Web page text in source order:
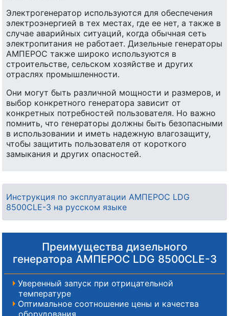
Электрогенератор используются для обеспечения
электроэнергией в тех местах, где ее нет, а также в
случае аварийных ситуаций, когда обычная сеть
электропитания не работает. Дизельные генераторы
АМПЕРОС также широко используются в
строительстве, сельском хозяйстве и других
отраслях промышленности.
Они могут быть различной мощности и размеров, и
выбор конкретного генератора зависит от
конкретных потребностей пользователя. Но важно
помнить, что генераторы должны быть безопасными
в использовании и иметь надежную влагозащиту,
чтобы защитить пользователя от короткого
замыкания и других опасностей.
Инструкция по эксплуатации АМПЕРОС LDG
8500CLE-3 на русском языке
Преимущества дизельного
генератора АМПЕРОС LDG 8500CLE-3
Уверенный запуск при отрицательной
температуре
Оптимальное соотношение цены и качества
оборудования